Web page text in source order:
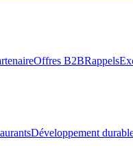
Offres B2BRappels
Développement